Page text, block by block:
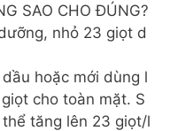
SAO CHO ĐÚNG?
nhỏ 23 giọt d
hoặc mới dùng l
cho toàn mặt. S
tăng lên 23 giọt/l